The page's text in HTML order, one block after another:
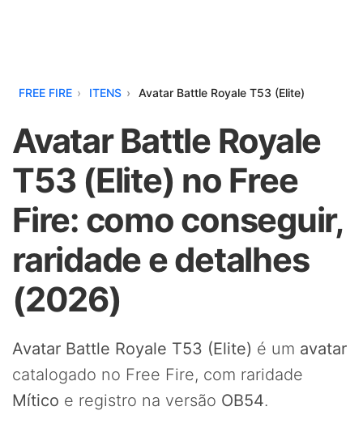
FREE FIRE ITENS Avatar Battle Royale T53 (Elite)
Avatar Battle Royale
T53 (Elite) no Free
Fire: como conseguir,
raridade e detalhes
(2026)
Avatar Battle Royale T53 (Elite) é um avatar
catalogado no Free Fire, com raridade
Mítico e registro na versão OB54.